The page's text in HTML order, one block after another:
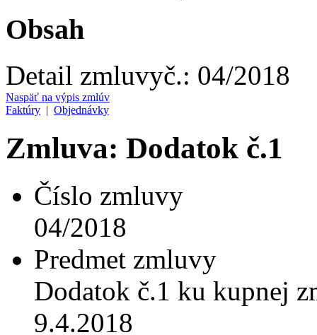
Obsah
Detail zmluvyč.: 04/2018
Naspäť na výpis zmlúv
Faktúry | Objednávky
Zmluva: Dodatok č.1
Číslo zmluvy
04/2018
Predmet zmluvy
Dodatok č.1 ku kupnej
9.4.2018